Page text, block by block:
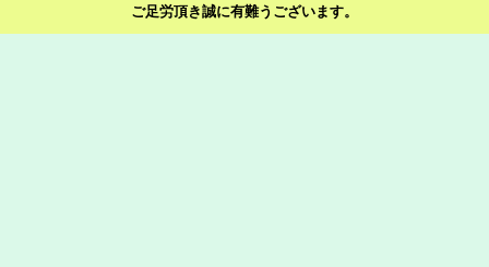
ご足労頂き誠に有難うございます。